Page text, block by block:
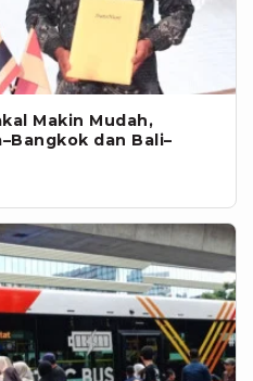
Makin Mudah,
dan Bali–